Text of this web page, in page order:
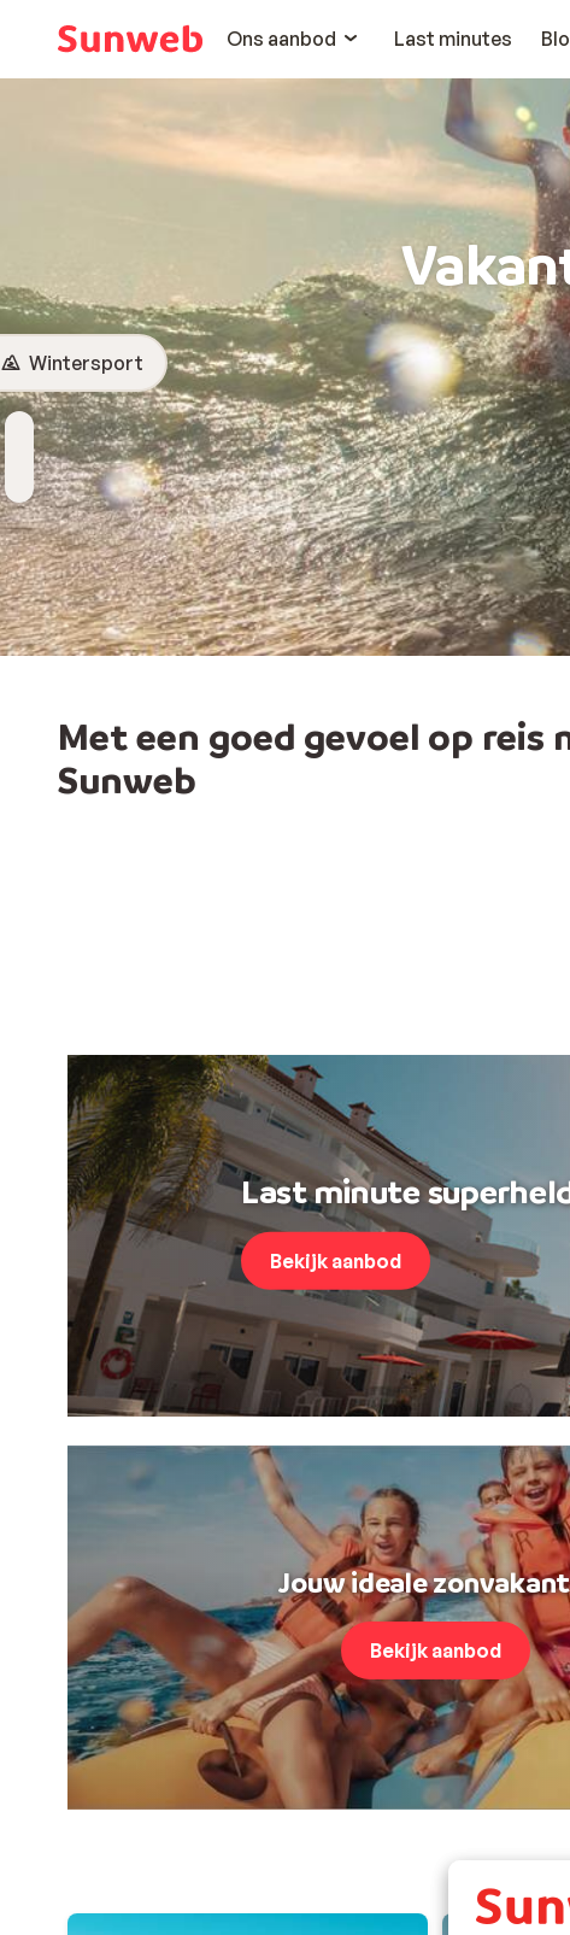
Ons aanbod
Last minutes
Wintersport
Bestemming
Kies bestemming
Wanneer
Vertrekdatum
Hoelang
Duur toevoegen
Reizigers
2 personen , 1 kamer
Met een goed gevoel op reis
Sunweb
Last minute
Bekijk aanbod
Jouw ideale
Bekijk aanbod